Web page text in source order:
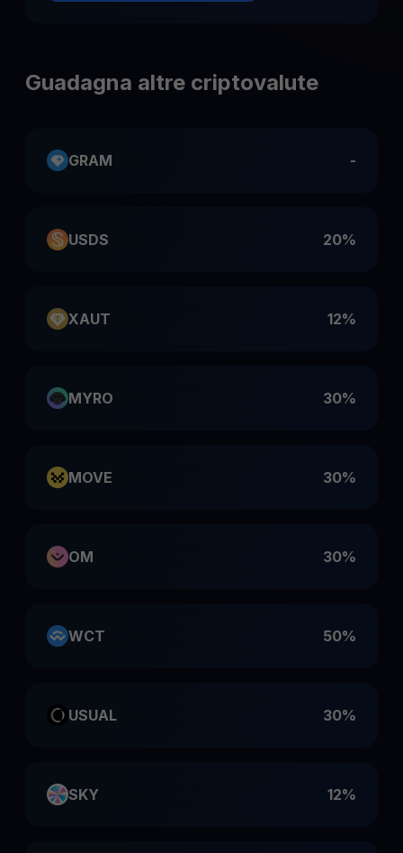
Guadagna altre criptovalute
GRAM -
USDS 20%
XAUT 12%
MYRO 30%
MOVE 30%
OM 30%
WCT 50%
USUAL 30%
SKY 12%